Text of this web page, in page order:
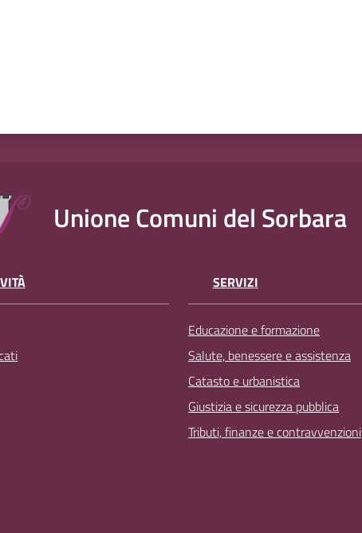
Unione Comuni del Sorbara
SERVIZI
Educazione e formazione
Salute, benessere e assistenza
Catasto e urbanistica
Giustizia e sicurezza pubblica
Tributi, finanze e contravvenzioni